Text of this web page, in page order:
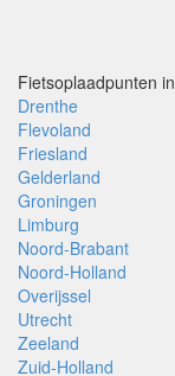
Fietsoplaadpunten in
Drenthe
Flevoland
Friesland
Gelderland
Groningen
Limburg
Noord-Brabant
Noord-Holland
Overijssel
Utrecht
Zeeland
Zuid-Holland